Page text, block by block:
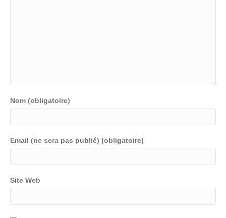
Nom (obligatoire)
Email (ne sera pas publié) (obligatoire)
Site Web